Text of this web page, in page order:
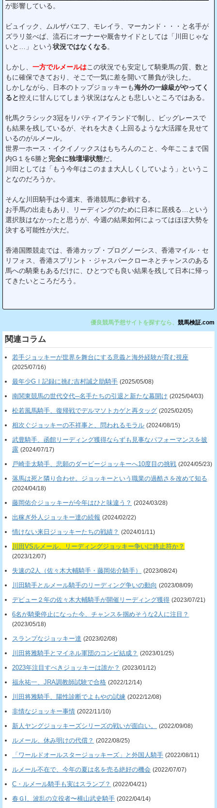
が影響している。
ビュイック、ムルザバエフ、モレイラ、マーカンド・・・と名手が
ズラリ並べば、流石にオーナーや厩舎サイドとしては「川田じゃな
いと…」という状況ではなくなる。
しかし、 一方でルメールはこの状況でも安定して騎乗馬の質、数と
もに確保できており、そこで一気に差を開いて勝負が決した。
しかしながら、日本のトップジョッキーも海外の一線級がやってく
ると控えに甘んじてしまう状況はなんとも悲しいところではある。
牝馬クラシック3冠をリバティアイランドで制し、ビッグレースで
も結果を残しているが、それを大きく上回るような大活躍を見せて
いるのがルメール。
世界一ホース・イクイノックスはもちろんのこと、今年ここまで国
内G１を6勝と 完全に独壇場状態だ。
川田としては「もう今年はこのまま大人しくしていよう」というこ
となのだろうか。
そんな川田騎手は今週末、香港競馬に参戦する。
お手馬の出走もあり、リーディングのために日本に居残る…という
選択肢はなかったと思うが、今週の結果如何によってはほぼ大勢を
決する可能性が大だ。
香港国際競走では、香港カップ・プログノーシス、香港マイル・セ
リフォス、香港スプリント・ジャスパークローネとチャンスのある
馬への騎乗もあるだけに、ひとつでも良い結果を残して日本に帰っ
てきたいところだろう。
優良競馬予想サイトを探すなら、 競馬検証.com
関連コラム
若手ジョッキーが世界を舞台にする意義と海外経験が育む視座
(2025/07/16)
最年少GⅠ記録に挑む吉村誠之助騎手 (2025/05/08)
南関東競馬の世代交代─名手たちの引退と新たな幕開け (2025/04/03)
松若風馬騎手、復帰戦でデルマソトカゲと再タッグ (2025/02/05)
相次ぐジョッキーの不祥事と、問われるモラル (2024/08/15)
武豊騎手、函館リーディング獲得ならずも見事なパフォーマンスを披
露 (2024/07/17)
戸崎圭太騎手、悲願のダービージョッキーへ10度目の挑戦 (2024/05/23)
落馬は死と隣り合わせ。ジョッキーという職業の過酷さを改めて知る
(2024/04/18)
藤岡佑介ジョッキーが今年はひと味違う？ (2024/03/28)
出稼ぎ外人ジョッキー達の続報 (2024/02/22)
情けない来日ジョッキーたちの戦績？ (2024/01/11)
川田VSルメール、リーディングジョッキー争いに終止符か？
(2023/12/07)
失速の2人（佐々木大輔騎手・藤岡佑介騎手） (2023/08/24)
川田騎手とルメール騎手のリーディング争いの動向 (2023/08/09)
デビュー２年の佐々木大輔騎手が開催リーディング獲得 (2023/07/21)
6名が騎乗停止になった今、チャンスを掴めそうな2人に注目？
(2023/05/18)
スランプなジョッキー達 (2023/02/08)
川田将雅騎手とマイネル軍団のコンビ結成？ (2023/01/25)
2023年注目すべきジョッキーは誰か？ (2023/01/12)
福永祐一、JRA調教師試験で合格 (2022/12/14)
川田将雅騎手、陽性診断でよもやの試練 (2022/12/08)
非情なジョッキー事情 (2022/11/10)
新人ヤングジョッキーズシリーズの戦いが面白い。 (2022/09/08)
ルメール、休み明けの代償？ (2022/08/25)
「ワールドオールスタージョッキーズ」と外国人騎手 (2022/08/11)
ルメール不在で、今年の夏は名を売る絶好の機会 (2022/07/07)
C・ルメール騎手も実はスランプ？ (2022/04/21)
春ＧI、波乱の立役者〜横山武史騎手 (2022/04/14)